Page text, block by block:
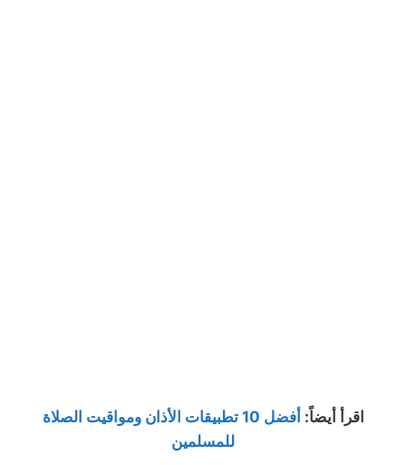
اقرأ أيضاً:
أفضل 10 تطبيقات الأذان ومواقيت الصلاة
للمسلمين